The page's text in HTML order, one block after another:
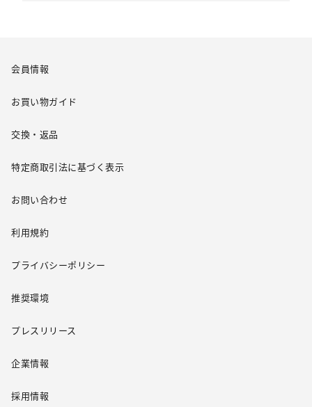
会員情報
お買い物ガイド
交換・返品
特定商取引法に基づく表示
お問い合わせ
利用規約
プライバシーポリシー
推奨環境
プレスリリース
企業情報
採用情報